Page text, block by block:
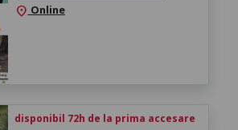
location_on Online
disponibil 72h de la prima accesare